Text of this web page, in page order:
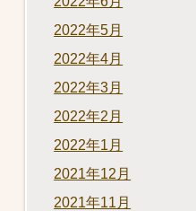
2022年5月
2022年4月
2022年3月
2022年2月
2022年1月
2021年12月
2021年11月